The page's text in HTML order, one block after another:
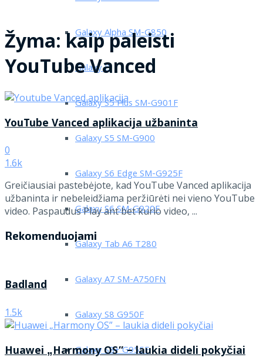
Galaxy Alpha SM-G850
Galaxy J5
Galaxy S5 Plus SM-G901F
Galaxy S5 SM-G900
Galaxy S6 Edge SM-G925F
Galaxy S6 SM-G920F
Galaxy Tab A6 T280
Galaxy A7 SM-A750FN
Galaxy S8 G950F
Galaxy S8+ G955F
Žyma:kaip paleisti
YouTube Vanced
YouTube Vanced aplikacija užbaninta
0
1.6k
Greičiausiai pastebėjote, kad YouTube Vanced aplikacija
užbaninta ir nebeleidžiama peržiūrėti nei vieno YouTube
video. Paspaudus Play ant bet kurio video, ...
Rekomenduojami
Badland
1.5k
Huawei „Harmony OS” – laukia dideli pokyčiai